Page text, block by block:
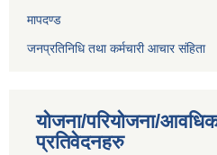
मापदण्ड
जनप्रतिनिधि तथा कर्मचारी आचार संहिता
योजना/परियोजना/
प्रतिवेदनहरु